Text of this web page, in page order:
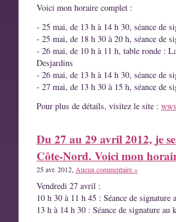
Voici mon horaire complet :
- 25 mai, de 13 h à 14 h 30, séance de
- 25 mai, de 18 h 30 à 20 h, séance de
- 26 mai, de 10 h à 11 h, table ronde :
Desjardins
- 26 mai, de 13 h à 14 h 30, séance de
- 27 mai, de 13 h 30 à 15 h, séance de
Pour plus de détails, visitez le site :
Du 27 au 29 avril 2012, je
Côte-Nord. Voici mon
25 avr. 2012, Aucun commentaire »
Vendredi 27 avril :
10 h 30 à 11 h 45 : Séance de signature
13 h à 14 h 30 : Séance de signature au